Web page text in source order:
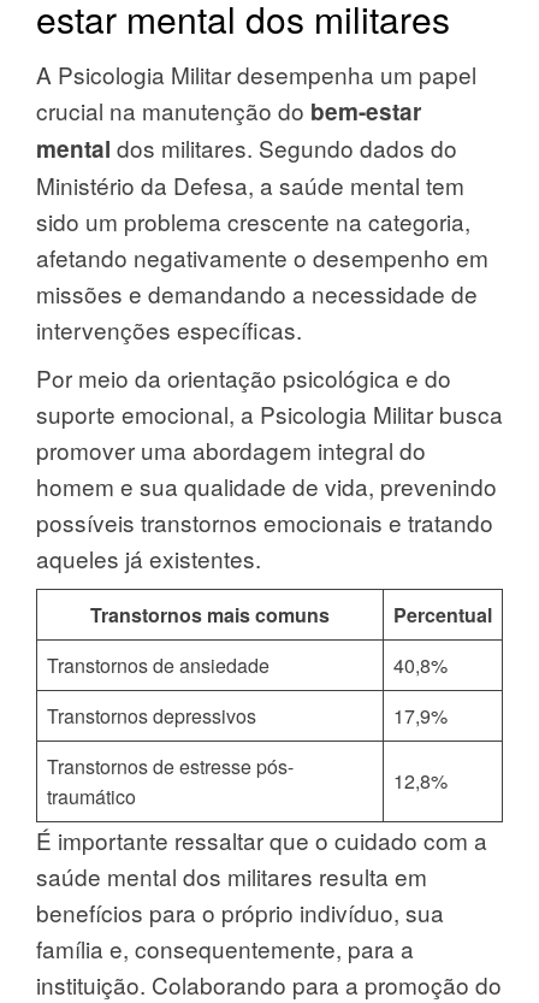
estar mental dos militares
A Psicologia Militar desempenha um papel
crucial na manutenção do bem-estar
mental dos militares. Segundo dados do
Ministério da Defesa, a saúde mental tem
sido um problema crescente na categoria,
afetando negativamente o desempenho em
missões e demandando a necessidade de
intervenções específicas.
Por meio da orientação psicológica e do
suporte emocional, a Psicologia Militar busca
promover uma abordagem integral do
homem e sua qualidade de vida, prevenindo
possíveis transtornos emocionais e tratando
aqueles já existentes.
Transtornos mais comuns
Percentual
Transtornos de ansiedade
40,8%
Transtornos depressivos
17,9%
Transtornos de estresse pós-
traumático
12,8%
É importante ressaltar que o cuidado com a
saúde mental dos militares resulta em
benefícios para o próprio indivíduo, sua
família e, consequentemente, para a
instituição. Colaborando para a promoção do